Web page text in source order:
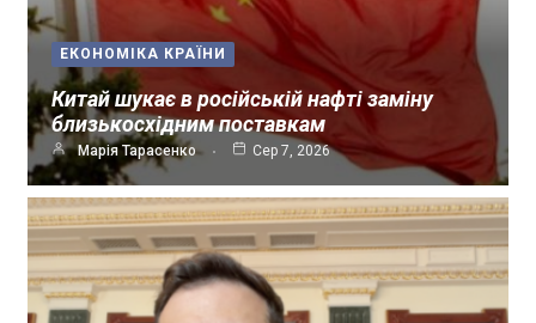
ЕКОНОМІКА КРАЇНИ
Китай шукає в російській нафті заміну
близькосхідним поставкам
Марія Тарасенко Сер 7, 2026